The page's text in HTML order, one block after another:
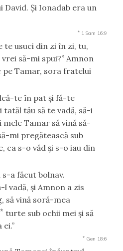
David. Şi Ionadab era un
* 1 Sam 16:9
te usuci din zi în zi, tu,
să-mi spui?” Amnon
pe Tamar, sora fratelui
te în pat şi fă-te
tatăl tău să te vadă, să-i
mele Tamar să vină să-
mi pregătească sub
ca s-o văd şi s-o iau din
a făcut bolnav.
vadă, şi Amnon a zis
să vină soră-mea
* turte sub ochii mei şi să
* Gen 18:6